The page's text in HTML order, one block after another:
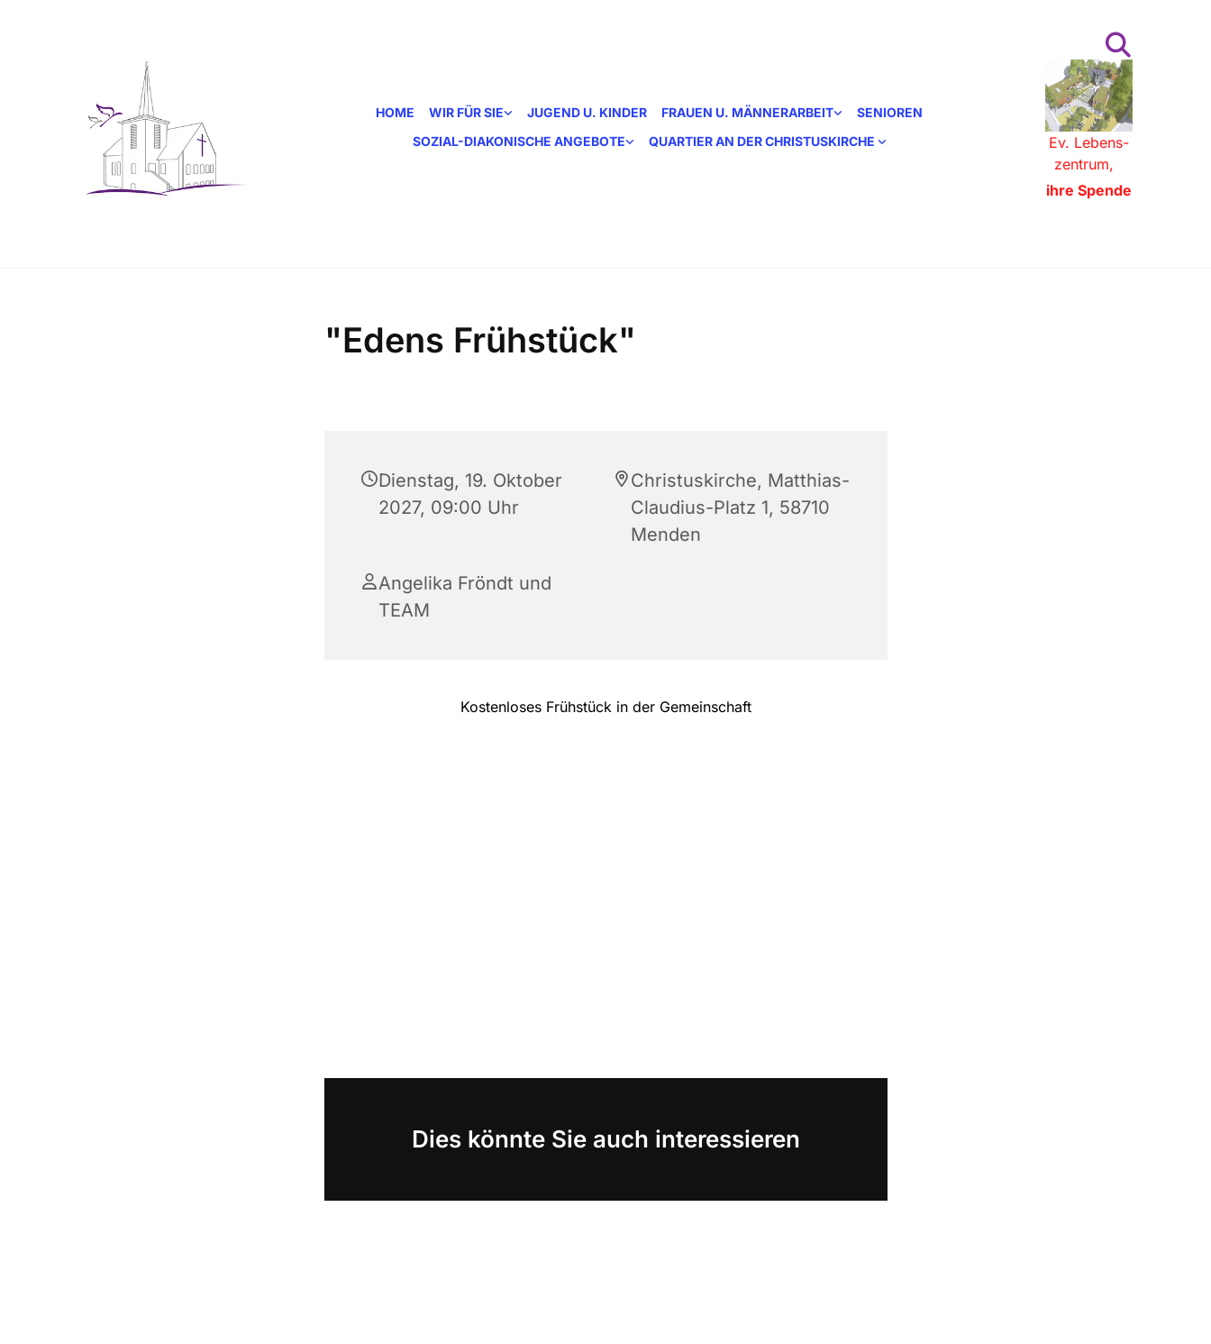
HOME WIR FÜR SIE JUGEND U. KINDER FRAUEN U. MÄNNERARBEIT
SENIOREN
SOZIAL-DIAKONISCHE ANGEBOTE
QUARTIER AN DER CHRISTUSKIRCHE
Ev. Lebens-
zentrum,
ihre Spende
"Edens Frühstück"
Dienstag, 19. Oktober
2027, 09:00 Uhr
Christuskirche, Matthias-
Claudius-Platz 1, 58710
Menden
Angelika Fröndt und
TEAM
Kostenloses Frühstück in der Gemeinschaft
Dies könnte Sie auch interessieren